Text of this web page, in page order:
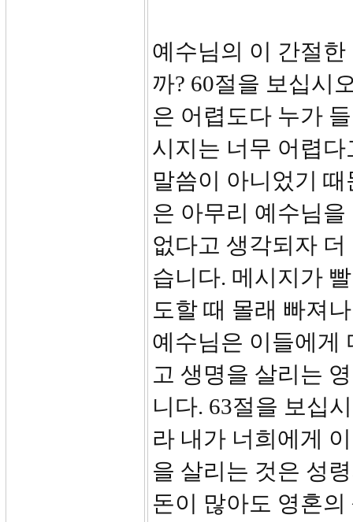
예수님의 이 간절
까? 60절을 보십시
은 어렵도다 누가
시지는 너무 어렵
말씀이 아니었기
은 아무리 예수님
없다고 생각되자
습니다. 메시지가
도할 때 몰래 빠져
예수님은 이들에게
고 생명을 살리는
니다. 63절을 보십
라 내가 너희에게
을 살리는 것은 성
돈이 많아도 영혼